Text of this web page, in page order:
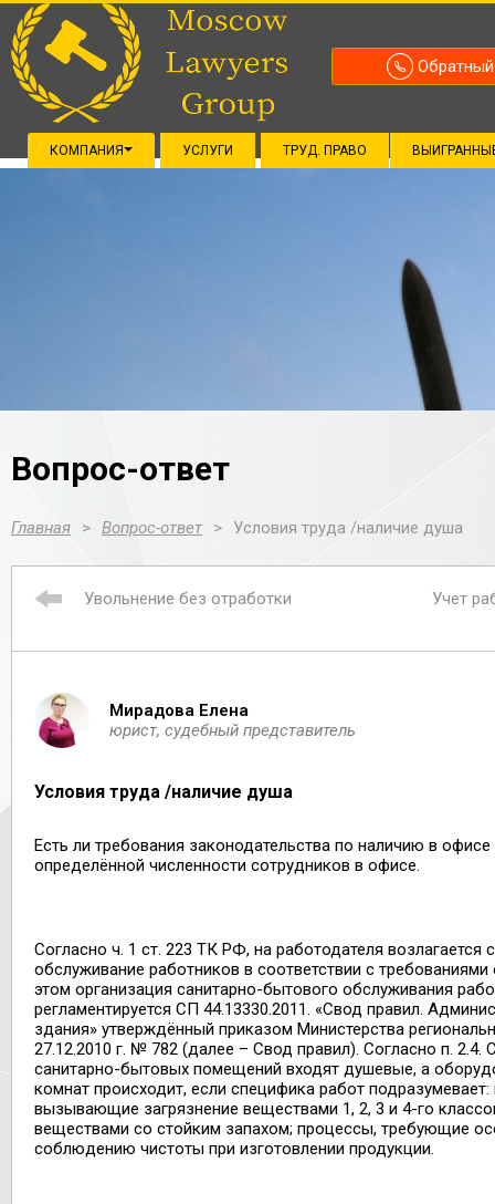
КОМПАНИЯ УСЛУГИ ТРУД. ПРАВО
Вопрос-ответ
Главная > Вопрос-ответ > Условия труда /наличие душа
Увольнение без отработки Учет
Мирадова Елена
юрист, судебный представитель
Условия труда /наличие душа
Есть ли требования законодательства по наличию в
определённой численности сотрудников в офисе.
Согласно ч. 1 ст. 223 ТК РФ, на работодателя возлагается
обслуживание работников в соответствии с
этом организация санитарно-бытового обслуживания
регламентируется СП 44.13330.2011. «Свод правил.
здания» утверждённый приказом Министерства
27.12.2010 г. № 782 (далее – Свод правил). Согласно п. 2.4.
санитарно-бытовых помещений входят душевые, а
комнат происходит, если специфика работ
вызывающие загрязнение веществами 1, 2, 3 и 4-го
веществами со стойким запахом; процессы, требующие
соблюдению чистоты при изготовлении продукции.